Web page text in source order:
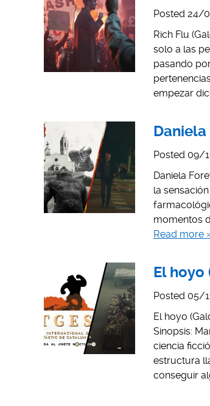
Posted 24/
Rich Flu
solo a las
pasando
empezar
Daniela
Posted 09/
Daniela
la
momentos
Read more
El hoyo
Posted 05/
El hoyo
Sinopsis:
ciencia
estructura
conseguir